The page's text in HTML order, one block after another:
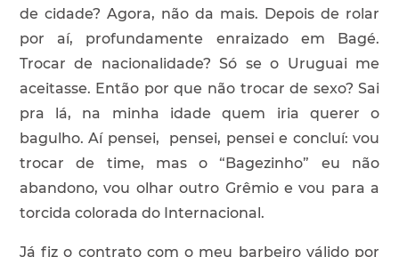
de cidade? Agora, não da mais. Depois de rolar
por aí, profundamente enraizado em Bagé.
Trocar de nacionalidade? Só se o Uruguai me
aceitasse. Então por que não trocar de sexo? Sai
pra lá, na minha idade quem iria querer o
bagulho. Aí pensei, pensei, pensei e concluí: vou
trocar de time, mas o “Bagezinho” eu não
abandono, vou olhar outro Grêmio e vou para a
torcida colorada do Internacional.
Já fiz o contrato com o meu barbeiro válido por